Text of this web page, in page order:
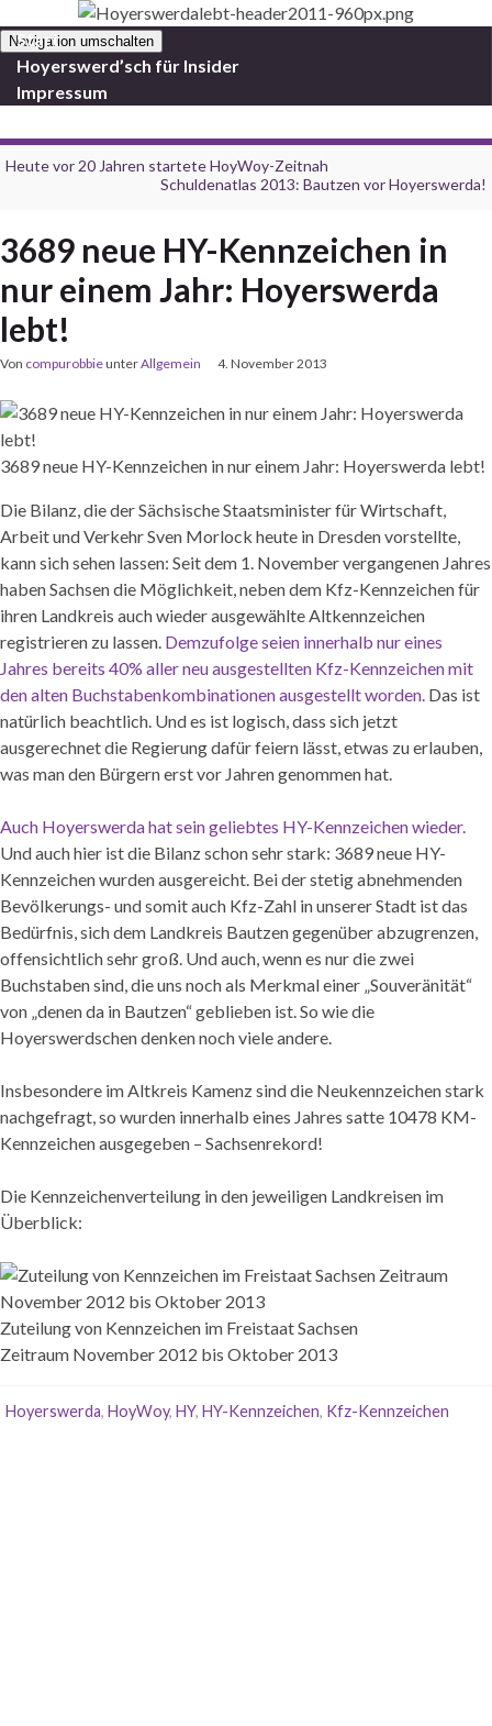
Navigation umschalten
Start
Hoyerswerd’sch für Insider
Impressum
Heute vor 20 Jahren startete HoyWoy-Zeitnah
Schuldenatlas 2013: Bautzen vor Hoyerswerda!
3689 neue HY-Kennzeichen in
nur einem Jahr: Hoyerswerda
lebt!
Von compurobbieunterAllgemein 4. November 2013
3689 neue HY-Kennzeichen in nur einem Jahr: Hoyerswerda lebt!
Die Bilanz, die der Sächsische Staatsminister für Wirtschaft,
Arbeit und Verkehr Sven Morlock heute in Dresden vorstellte,
kann sich sehen lassen: Seit dem 1. November vergangenen Jahres
haben Sachsen die Möglichkeit, neben dem Kfz-Kennzeichen für
ihren Landkreis auch wieder ausgewählte Altkennzeichen
registrieren zu lassen. Demzufolge seien innerhalb nur eines
Jahres bereits 40% aller neu ausgestellten Kfz-Kennzeichen mit
den alten Buchstabenkombinationen ausgestellt worden. Das ist
natürlich beachtlich. Und es ist logisch, dass sich jetzt
ausgerechnet die Regierung dafür feiern lässt, etwas zu erlauben,
was man den Bürgern erst vor Jahren genommen hat.
Auch Hoyerswerda hat sein geliebtes HY-Kennzeichen wieder.
Und auch hier ist die Bilanz schon sehr stark: 3689 neue HY-
Kennzeichen wurden ausgereicht. Bei der stetig abnehmenden
Bevölkerungs- und somit auch Kfz-Zahl in unserer Stadt ist das
Bedürfnis, sich dem Landkreis Bautzen gegenüber abzugrenzen,
offensichtlich sehr groß. Und auch, wenn es nur die zwei
Buchstaben sind, die uns noch als Merkmal einer „Souveränität“
von „denen da in Bautzen“ geblieben ist. So wie die
Hoyerswerdschen denken noch viele andere.
Insbesondere im Altkreis Kamenz sind die Neukennzeichen stark
nachgefragt, so wurden innerhalb eines Jahres satte 10478 KM-
Kennzeichen ausgegeben – Sachsenrekord!
Die Kennzeichenverteilung in den jeweiligen Landkreisen im
Überblick:
Zuteilung von Kennzeichen im Freistaat Sachsen
Zeitraum November 2012 bis Oktober 2013
Hoyerswerda, HoyWoy, HY, HY-Kennzeichen, Kfz-Kennzeichen